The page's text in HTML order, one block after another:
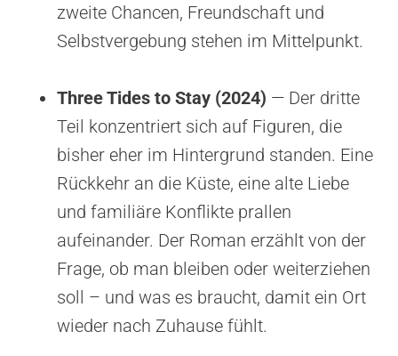
zweite Chancen, Freundschaft und
Selbstvergebung stehen im Mittelpunkt.
Three Tides to Stay (2024) — Der dritte
Teil konzentriert sich auf Figuren, die
bisher eher im Hintergrund standen. Eine
Rückkehr an die Küste, eine alte Liebe
und familiäre Konflikte prallen
aufeinander. Der Roman erzählt von der
Frage, ob man bleiben oder weiterziehen
soll – und was es braucht, damit ein Ort
wieder nach Zuhause fühlt.